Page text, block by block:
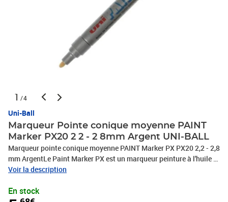
1 /4
Uni-Ball
Marqueur Pointe conique moyenne PAINT
Marker PX20 2 2 - 2 8mm Argent UNI-BALL
Marqueur pointe conique moyenne PAINT Marker PX PX20 2,2 - 2,8
mm ArgentLe Paint Marker PX est un marqueur peinture à l'huile à
pigments inaltérables qui résiste à l'eau et à la lumière.Sans
support poreux ou non
Voir la description
En stock